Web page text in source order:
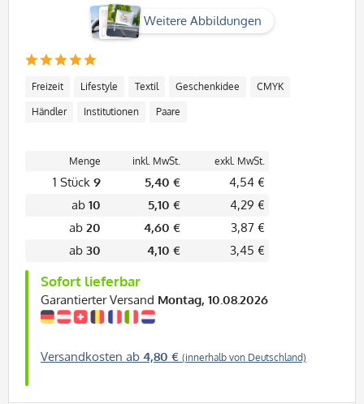
Weitere Abbildungen
Freizeit Lifestyle Textil Geschenkidee CMYK
Händler Institutionen Paare
Sofort lieferbar
Garantierter Versand Montag, 10.08.2026
Versandkosten ab 4,80 € (innerhalb von Deutschland)
Menge inkl. MwSt. exkl. MwSt.
1 Stück 9 5,40 €
4,54 €
ab 10 5,10 €
4,29 €
ab 20 4,60 €
3,87 €
ab 30 4,10 € 3,45 €